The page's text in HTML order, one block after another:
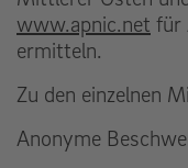
www.apnic.net für
ermitteln.
Zu den einzelnen
Anonyme